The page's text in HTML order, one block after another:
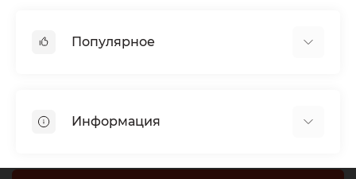
Популярное
Сушильные машины
Посудомоечные машины
Информация
Отзывы о магазине